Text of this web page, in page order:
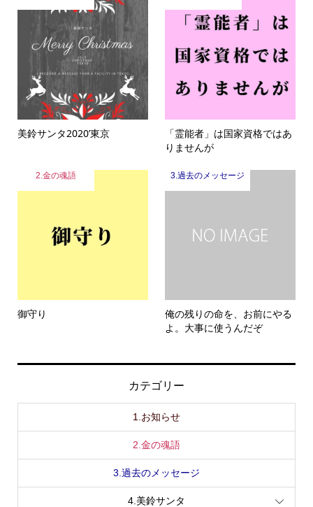
美鈴サンタ2020’東京
「霊能者」は国家資格ではあ
りませんが
2.金の魂語
御守り
3.過去のメッセージ
俺の残りの命を、お前にやる
よ。大事に使うんだぞ
カテゴリー
1.お知らせ
2.金の魂語
3.過去のメッセージ
4.美鈴サンタ